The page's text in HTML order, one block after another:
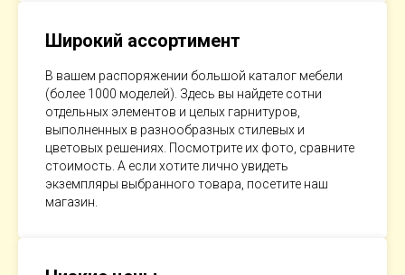
Широкий ассортимент
В вашем распоряжении большой каталог мебели
(более 1000 моделей). Здесь вы найдете сотни
отдельных элементов и целых гарнитуров,
выполненных в разнообразных стилевых и
цветовых решениях. Посмотрите их фото, сравните
стоимость. А если хотите лично увидеть
экземпляры выбранного товара, посетите наш
магазин.